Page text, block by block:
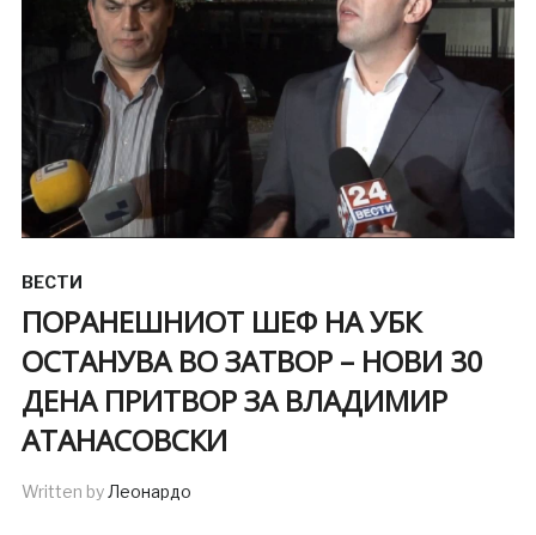
ВЕСТИ
ПОРАНЕШНИОТ ШЕФ НА УБК
ОСТАНУВА ВО ЗАТВОР – НОВИ 30
ДЕНА ПРИТВОР ЗА ВЛАДИМИР
АТАНАСОВСКИ
Written byЛеонардо